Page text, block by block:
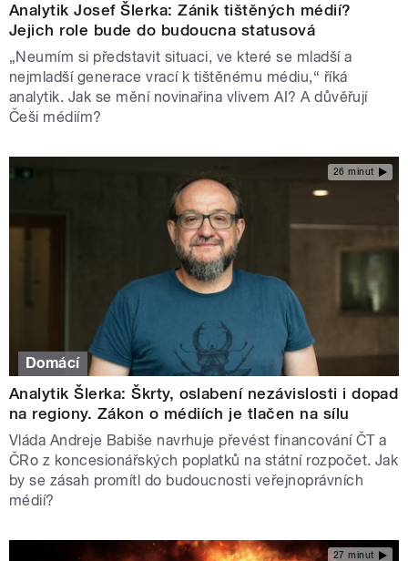
Analytik Josef Šlerka: Zánik tištěných médií?
Jejich role bude do budoucna statusová
„Neumím si představit situaci, ve které se mladší a
nejmladší generace vrací k tištěnému médiu,“ říká
analytik. Jak se mění novinařina vlivem AI? A důvěřují
Češi médiím?
26 minut
Domácí
Analytik Šlerka: Škrty, oslabení nezávislosti i dopad
na regiony. Zákon o médiích je tlačen na sílu
Vláda Andreje Babiše navrhuje převést financování ČT a
ČRo z koncesionářských poplatků na státní rozpočet. Jak
by se zásah promítl do budoucnosti veřejnoprávních
médií?
27 minut